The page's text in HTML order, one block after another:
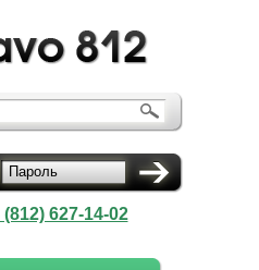
Пароль
(812) 627-14-02